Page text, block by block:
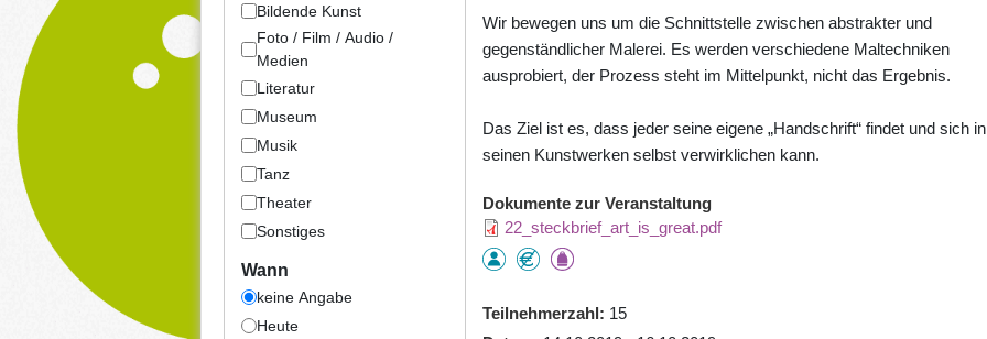
Bildende Kunst
Foto / Film / Audio /
Medien
Literatur
Museum
Musik
Tanz
Theater
Sonstiges
Wann
keine Angabe
Heute
Wir bewegen uns um die Schnittstelle zwischen abstrakter und
gegenständlicher Malerei. Es werden verschiedene Maltechniken
ausprobiert, der Prozess steht im Mittelpunkt, nicht das Ergebnis.
Das Ziel ist es, dass jeder seine eigene „Handschrift“ findet und sich in
seinen Kunstwerken selbst verwirklichen kann.
Dokumente zur Veranstaltung
22_steckbrief_art_is_great.pdf
Teilnehmerzahl
15